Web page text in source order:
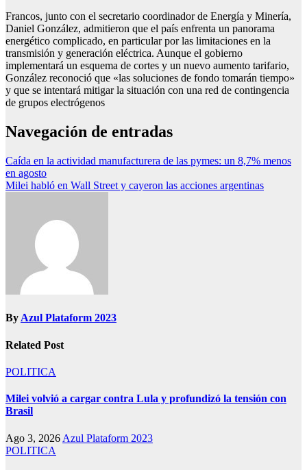
Francos, junto con el secretario coordinador de Energía y Minería,
Daniel González, admitieron que el país enfrenta un panorama
energético complicado, en particular por las limitaciones en la
transmisión y generación eléctrica. Aunque el gobierno
implementará un esquema de cortes y un nuevo aumento tarifario,
González reconoció que «las soluciones de fondo tomarán tiempo»
y que se intentará mitigar la situación con una red de contingencia
de grupos electrógenos
Navegación de entradas
Caída en la actividad manufacturera de las pymes: un 8,7% menos
en agosto
Milei habló en Wall Street y cayeron las acciones argentinas
ByAzul Plataform 2023
Related Post
POLITICA
Milei volvió a cargar contra Lula y profundizó la tensión con
Brasil
Ago 3, 2026 Azul Plataform 2023
POLITICA